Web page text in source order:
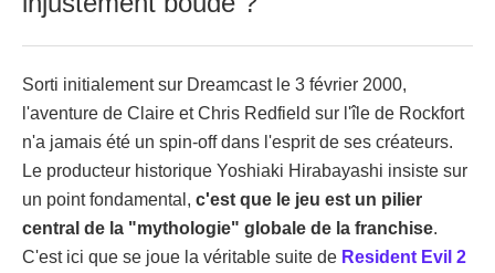
Sorti initialement sur Dreamcast le 3 février 2000,
l'aventure de Claire et Chris Redfield sur l'île de Rockfort
n'a jamais été un spin-off dans l'esprit de ses créateurs.
Le producteur historique Yoshiaki Hirabayashi insiste sur
un point fondamental, c'est que le jeu est un pilier
central de la "mythologie" globale de la franchise.
C'est ici que se joue la véritable suite de Resident Evil 2